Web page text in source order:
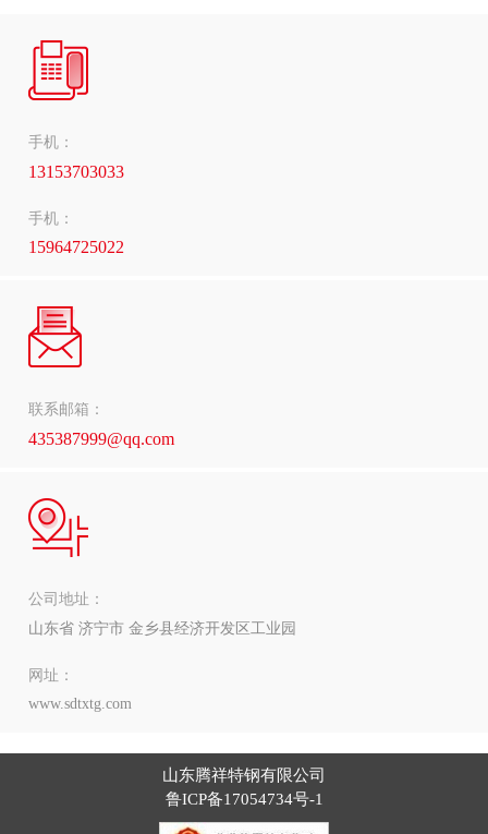
手机：
13153703033
手机：
15964725022
联系邮箱：
435387999@qq.com
公司地址：
山东省 济宁市 金乡县经济开发区工业园
网址：
www.sdtxtg.com
山东腾祥特钢有限公司
鲁ICP备17054734号-1